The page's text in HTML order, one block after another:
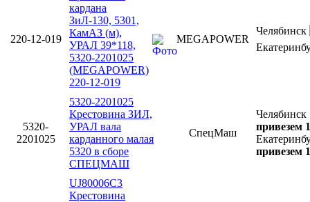
220-12-019
кардана
ЗиЛ-130, 5301,
КамАЗ (м),
УРАЛ 39*118,
5320-2201025
(MEGAPOWER)
220-12-019
MEGAPOWER
Челябинск
5320-
2201025
5320-2201025
Крестовина ЗИЛ,
УРАЛ вала
карданного малая
5320 в сборе
СПЕЦМАШ
СпецМаш
Челябинск
привезем
привезем
UJ80006C3
Крестовина